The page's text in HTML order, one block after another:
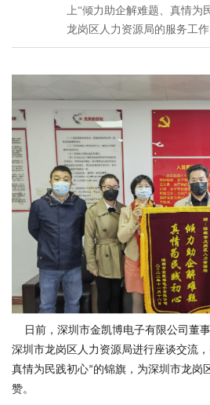
上“倾力助企解难题、真情为
龙岗区人力资源局的服务工作
日前，深圳市金凯博电子有限公司董
深圳市龙岗区人力资源局进行座谈交流
真情为民践初心”的锦旗，为深圳市龙岗
赞。